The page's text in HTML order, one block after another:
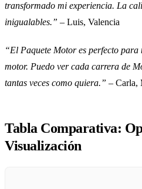
transformado mi experiencia. La
inigualables.” – Luis, Valencia
“El Paquete Motor es perfecto
motor. Puedo ver cada carrera de
tantas veces como quiera.” – Carla,
Tabla Comparativa:
Visualización